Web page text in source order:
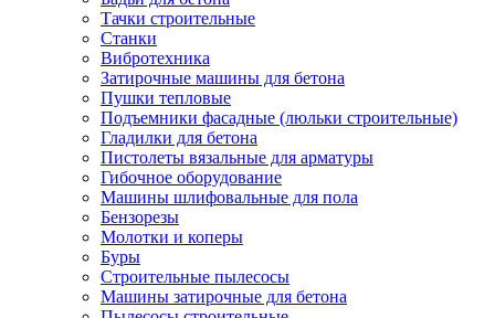
Тачки строительные
Станки
Вибротехника
Затирочные машины для бетона
Пушки тепловые
Подъемники фасадные (люльки строительные)
Гладилки для бетона
Пистолеты вязальные для арматуры
Гибочное оборудование
Машины шлифовальные для пола
Бензорезы
Молотки и коперы
Буры
Строительные пылесосы
Машины затирочные для бетона